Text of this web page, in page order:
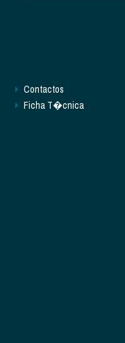
Contactos
Ficha T�cnica